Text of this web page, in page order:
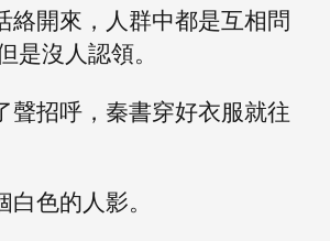
絡開來，人群中都是互相問
是沒人認領。
聲招呼，秦書穿好衣服就往
色的人影。